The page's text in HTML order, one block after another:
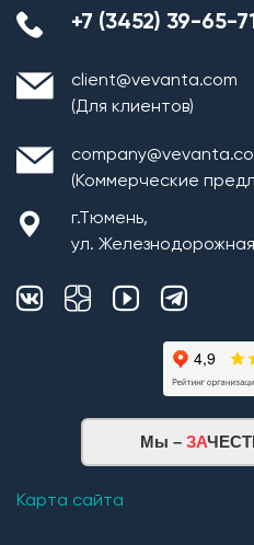
+7 (3452) 39-65-71
client@vevanta.com
(Для клиентов)
(Коммерческие
г.Тюмень,
ул.
Мы – ЗА
Карта сайта